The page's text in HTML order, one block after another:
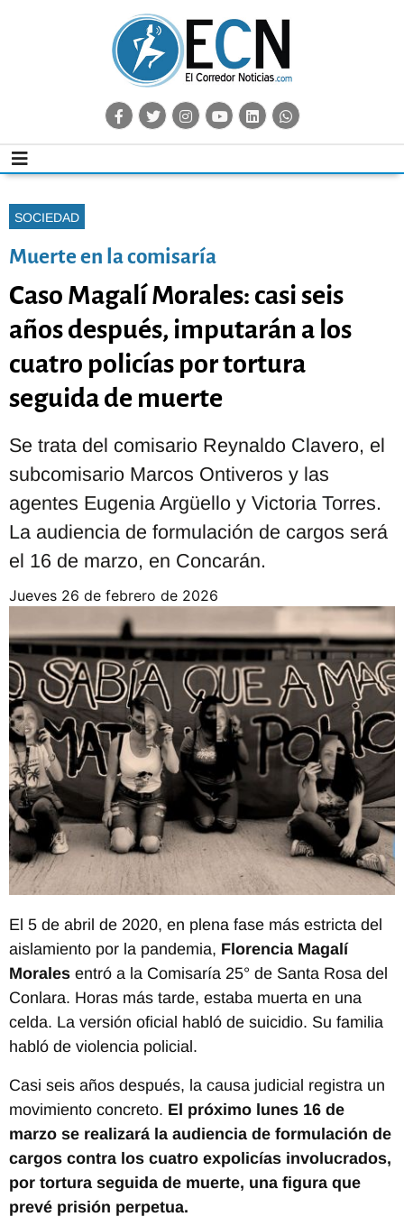
SOCIEDAD
Muerte en la comisaría
Caso Magalí Morales: casi seis
años después, imputarán a los
cuatro policías por tortura
seguida de muerte
Se trata del comisario Reynaldo Clavero, el
subcomisario Marcos Ontiveros y las
agentes Eugenia Argüello y Victoria Torres.
La audiencia de formulación de cargos será
el 16 de marzo, en Concarán.
jueves 26 de febrero de 2026
El 5 de abril de 2020, en plena fase más estricta del
aislamiento por la pandemia, Florencia Magalí
Morales entró a la Comisaría 25° de Santa Rosa del
Conlara. Horas más tarde, estaba muerta en una
celda. La versión oficial habló de suicidio. Su familia
habló de violencia policial.
Casi seis años después, la causa judicial registra un
movimiento concreto. El próximo lunes 16 de
marzo se realizará la audiencia de formulación de
cargos contra los cuatro expolicías involucrados,
por tortura seguida de muerte, una figura que
prevé prisión perpetua.